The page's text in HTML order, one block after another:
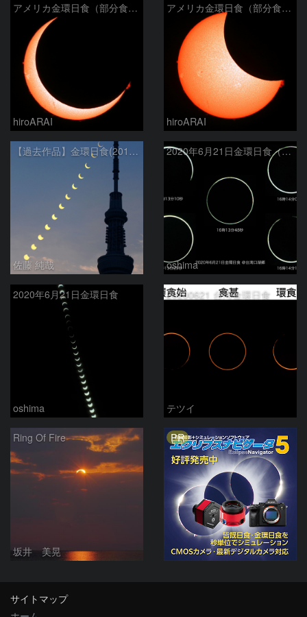
アメリカ金環日食（部分食その２）
hiroARAI
アメリカ金環日食（部分食その１）
hiroARAI
【過去作品】金環日食(2012年5月21日)の連続写真と東京スカイツリー
佐藤 純哉
2020年6月21日金環日食（拡大）
oshima
2020年6月21日金環日食
oshima
20200621 台湾金環日食
テツイ
Ring Of Fire
坂井 美晃
PR
サイトマップ